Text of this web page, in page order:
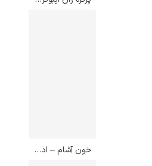
خون آشام – ادوارد مونک